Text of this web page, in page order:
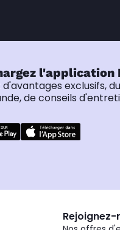
l'application
exclusifs,
de conseils
Rejoignez-